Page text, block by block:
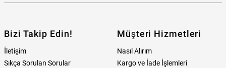
Bizi Takip Edin!
İletişim
Sıkça Sorulan Sorular
Müşteri Hizmetleri
Nasıl Alırım
Kargo ve İade İşlemleri